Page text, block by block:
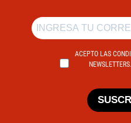
ACEPTO LAS
NEWSLETTERS.